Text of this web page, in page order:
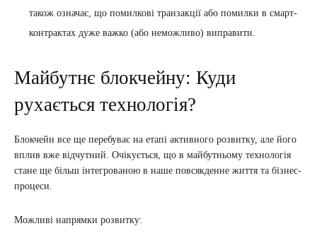
також означає, що помилкові транзакції або помилки в смарт-
контрактах дуже важко (або неможливо) виправити.
Майбутнє блокчейну: Куди
рухається технологія?
Блокчейн все ще перебуває на етапі активного розвитку, але його
вплив вже відчутний. Очікується, що в майбутньому технологія
стане ще більш інтегрованою в наше повсякденне життя та бізнес-
процеси.
Можливі напрямки розвитку: